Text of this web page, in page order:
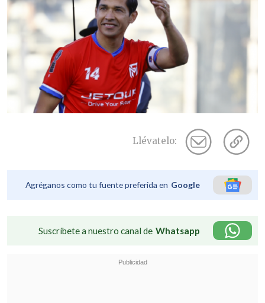
Llévatelo:
Agréganos como tu fuente preferida en Google
Suscríbete a nuestro canal de Whatsapp